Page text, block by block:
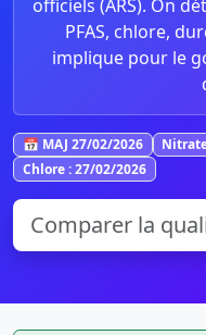
officiels (ARS). On
PFAS, chlore,
implique pour le
📅 MAJ 27/02/2026
Chlore : 27/02/2026